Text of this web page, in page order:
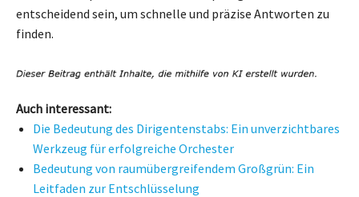
entscheidend sein, um schnelle und präzise Antworten zu
finden.
Auch interessant:
Die Bedeutung des Dirigentenstabs: Ein unverzichtbares
Werkzeug für erfolgreiche Orchester
Bedeutung von raumübergreifendem Großgrün: Ein
Leitfaden zur Entschlüsselung